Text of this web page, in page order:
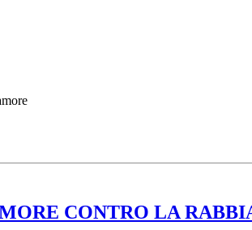
CONTRO LA